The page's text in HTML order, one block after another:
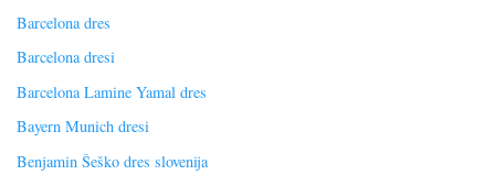
Barcelona dres
Barcelona dresi
Barcelona Lamine Yamal dres
Bayern Munich dresi
Benjamin Šeško dres slovenija